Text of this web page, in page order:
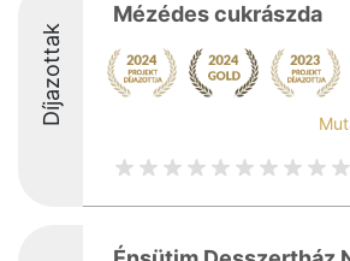
Díjazottak
Mézédes cukrászda